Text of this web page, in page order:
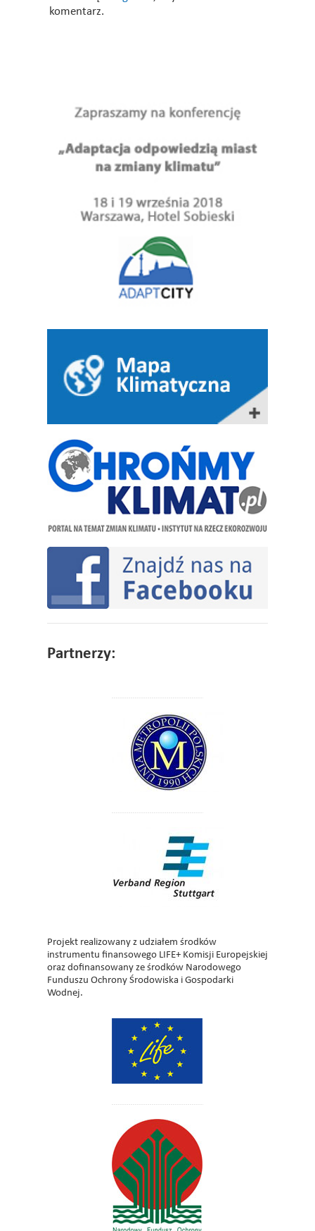
komentarz.
Partnerzy:
Projekt realizowany z udziałem środków
instrumentu finansowego LIFE+ Komisji Europejskiej
oraz dofinansowany ze środków Narodowego
Funduszu Ochrony Środowiska i Gospodarki
Wodnej.